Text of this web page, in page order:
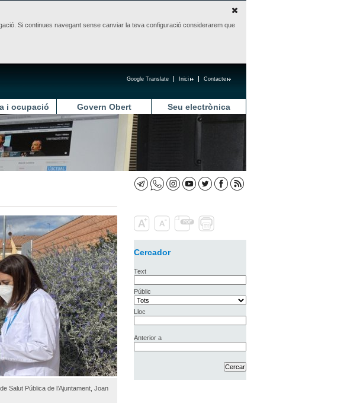
Si continues navegant sense canviar la teva configuració considerarem que
Contacte
Inici
Google Translate
i ocupació Govern Obert Seu electrònica
Salut Pública de l’Ajuntament, Joan
Cercador
Text
Públic
Lloc
Anterior a